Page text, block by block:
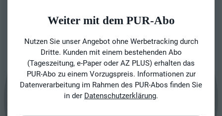
Weiter mit dem PUR-Abo
Nutzen Sie unser Angebot ohne Werbetracking durch
Dritte. Kunden mit einem bestehenden Abo
(Tageszeitung, e-Paper oder AZ PLUS) erhalten das
PUR-Abo zu einem Vorzugspreis. Informationen zur
Datenverarbeitung im Rahmen des PUR-Abos finden Sie
in der Datenschutzerklärung.